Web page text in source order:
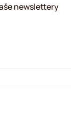
newslettery